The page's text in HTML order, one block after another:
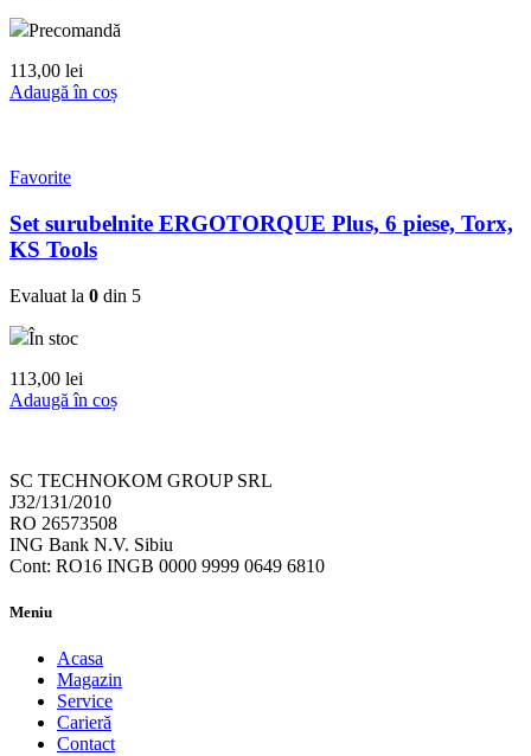
Precomandă
113,00 lei
Adaugă în coș
Favorite
Set surubelnite ERGOTORQUE Plus, 6 piese, Torx,
KS Tools
Evaluat la 0 din 5
În stoc
113,00 lei
Adaugă în coș
SC TECHNOKOM GROUP SRL
J32/131/2010
RO 26573508
ING Bank N.V. Sibiu
Cont: RO16 INGB 0000 9999 0649 6810
Meniu
Acasa
Magazin
Service
Carieră
Contact